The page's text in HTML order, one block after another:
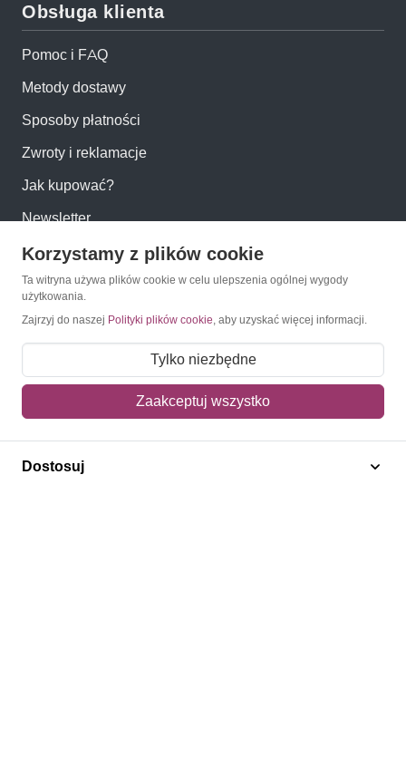
Obsługa klienta
Pomoc i FAQ
Metody dostawy
Sposoby płatności
Zwroty i reklamacje
Jak kupować?
Newsletter
Konto
Moje konto
Mój koszyk
Adres dostawy
Polecamy
Korzystamy z plików cookie
Ta witryna używa plików cookie w celu ulepszenia ogólnej wygody
użytkowania.
Zajrzyj do naszej Polityki plików cookie, aby uzyskać więcej informacji.
Tylko niezbędne
Zaakceptuj wszystko
Dostosuj